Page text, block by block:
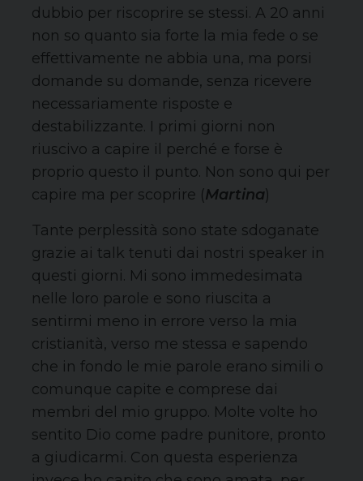
dubbio per riscoprire se stessi. A 20 anni
non so quanto sia forte la mia fede o se
effettivamente ne abbia una, ma porsi
domande su domande, senza ricevere
necessariamente risposte e
destabilizzante. I primi giorni non
riuscivo a capire il perché e forse è
proprio questo il punto. Non sono qui per
capire ma per scoprire (Martina)
Tante perplessità sono state sdoganate
grazie ai talk tenuti dai nostri speaker in
questi giorni. Mi sono immedesimata
nelle loro parole e sono riuscita a
sentirmi meno in errore verso la mia
cristianità, verso me stessa e sapendo
che in fondo le mie parole erano simili o
comunque capite e comprese dai
membri del mio gruppo. Molte volte ho
sentito Dio come padre punitore, pronto
a giudicarmi. Con questa esperienza